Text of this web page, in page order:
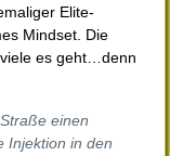
Elite-
Mindset. Die
es geht…denn
einen
Injektion in den